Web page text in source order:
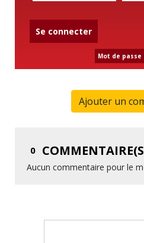
Se connecter
Mot de passe
Ajouter un
0
Aucun commentaire pour le